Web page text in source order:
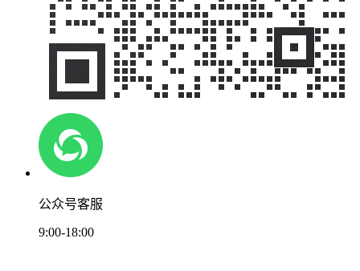
公众号客服
9:00-18:00